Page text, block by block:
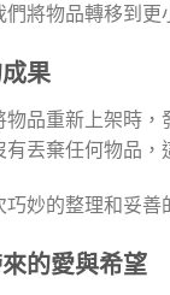
們將物品轉移到
果
物品重新上架時
有丟棄任何物品，
巧妙的整理和妥善
的愛與希望